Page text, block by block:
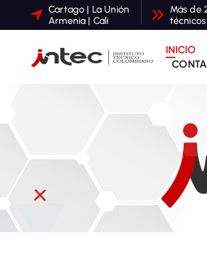
c
i
o
Cartago | La Unión
Armenia | Cali
Más de
INICIO